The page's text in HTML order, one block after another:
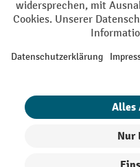
Nachnahmegebühren, wenn
¹ Der Rabatt gilt so lange der
oder Gutscheinen ist nicht
eingelöst werden. Die Höhe
Produktkategorie und beträgt
Heben | 7% auf Büro).